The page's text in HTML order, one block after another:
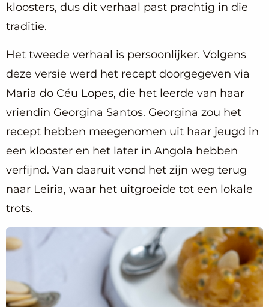
kloosters, dus dit verhaal past prachtig in die
traditie.
Het tweede verhaal is persoonlijker. Volgens
deze versie werd het recept doorgegeven via
Maria do Céu Lopes, die het leerde van haar
vriendin Georgina Santos. Georgina zou het
recept hebben meegenomen uit haar jeugd in
een klooster en het later in Angola hebben
verfijnd. Van daaruit vond het zijn weg terug
naar Leiria, waar het uitgroeide tot een lokale
trots.